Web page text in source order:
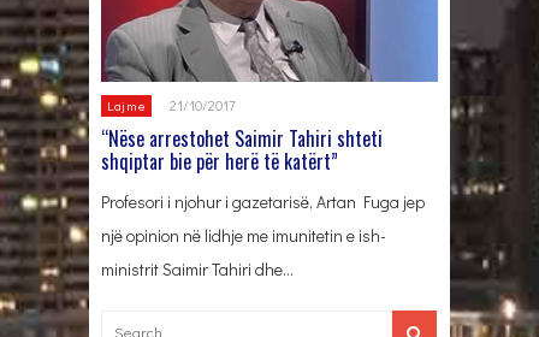
Lajme 21/10/2017
“Nëse arrestohet Saimir Tahiri shteti
shqiptar bie për herë të katërt”
Profesori i njohur i gazetarisë, Artan Fuga jep
një opinion në lidhje me imunitetin e ish-
ministrit Saimir Tahiri dhe…